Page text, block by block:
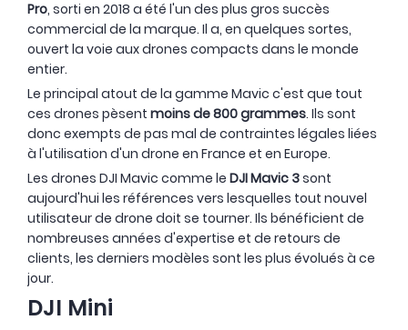
Pro, sorti en 2018 a été l'un des plus gros succès
commercial de la marque. Il a, en quelques sortes,
ouvert la voie aux drones compacts dans le monde
entier.
Le principal atout de la gamme Mavic c'est que tout
ces drones pèsent moins de 800 grammes. Ils sont
donc exempts de pas mal de contraintes légales liées
à l'utilisation d'un drone en France et en Europe.
Les drones DJI Mavic comme le DJI Mavic 3sont
aujourd'hui les références vers lesquelles tout nouvel
utilisateur de drone doit se tourner. Ils bénéficient de
nombreuses années d'expertise et de retours de
clients, les derniers modèles sont les plus évolués à ce
jour.
DJI Mini